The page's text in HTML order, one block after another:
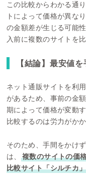
この比較からわかる通
トによって価格が異な
の金額差が生じる可能
入前に複数のサイトを
【結論】最安値
ネット通販サイトを利
があるため、事前の金
期によって価格が変動
比較するのは労力がかか
そのため、手間をかけ
は、
複数のサイトの価
比較サイト「シルチカ」